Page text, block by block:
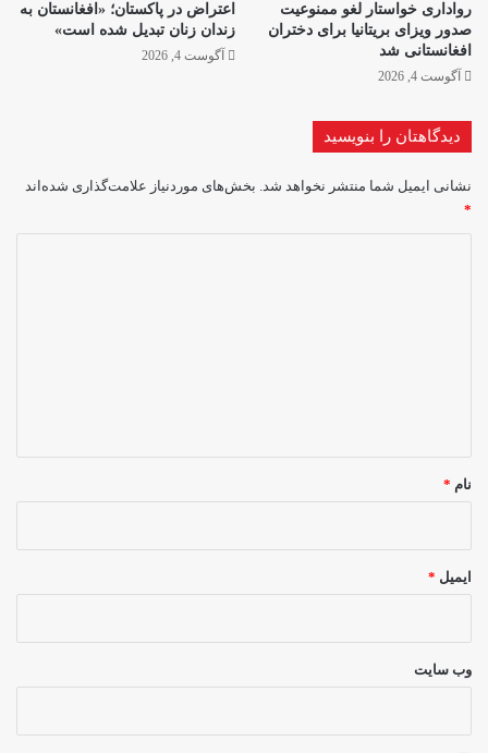
رواداری خواستار لغو ممنوعیت
صدور ویزای بریتانیا برای دختران
افغانستانی شد
آگوست 4, 2026
اعتراض در پاکستان؛ «افغانستان به
زندان زنان تبدیل شده است»
آگوست 4, 2026
دیدگاهتان را بنویسید
نشانی ایمیل شما منتشر نخواهد شد. بخش‌های موردنیاز علامت‌گذاری شده‌اند
*
نام *
ایمیل *
وب‌ سایت